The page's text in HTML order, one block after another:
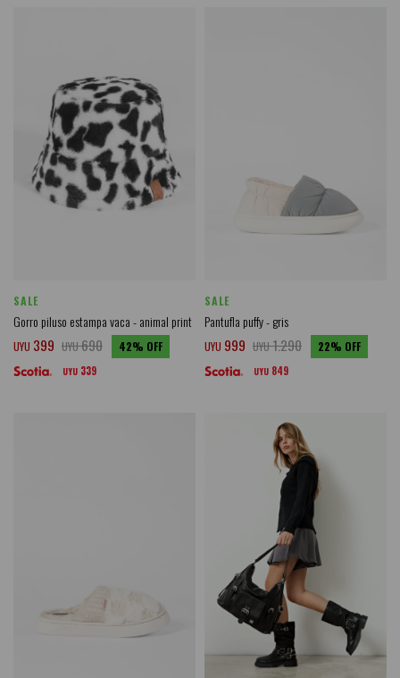
SALE
Gorro piluso estampa vaca - animal print
UYU 399 UYU690 42
UYU 339
SALE
Pantufla puffy - gris
UYU 999 UYU1.290 22
UYU 849